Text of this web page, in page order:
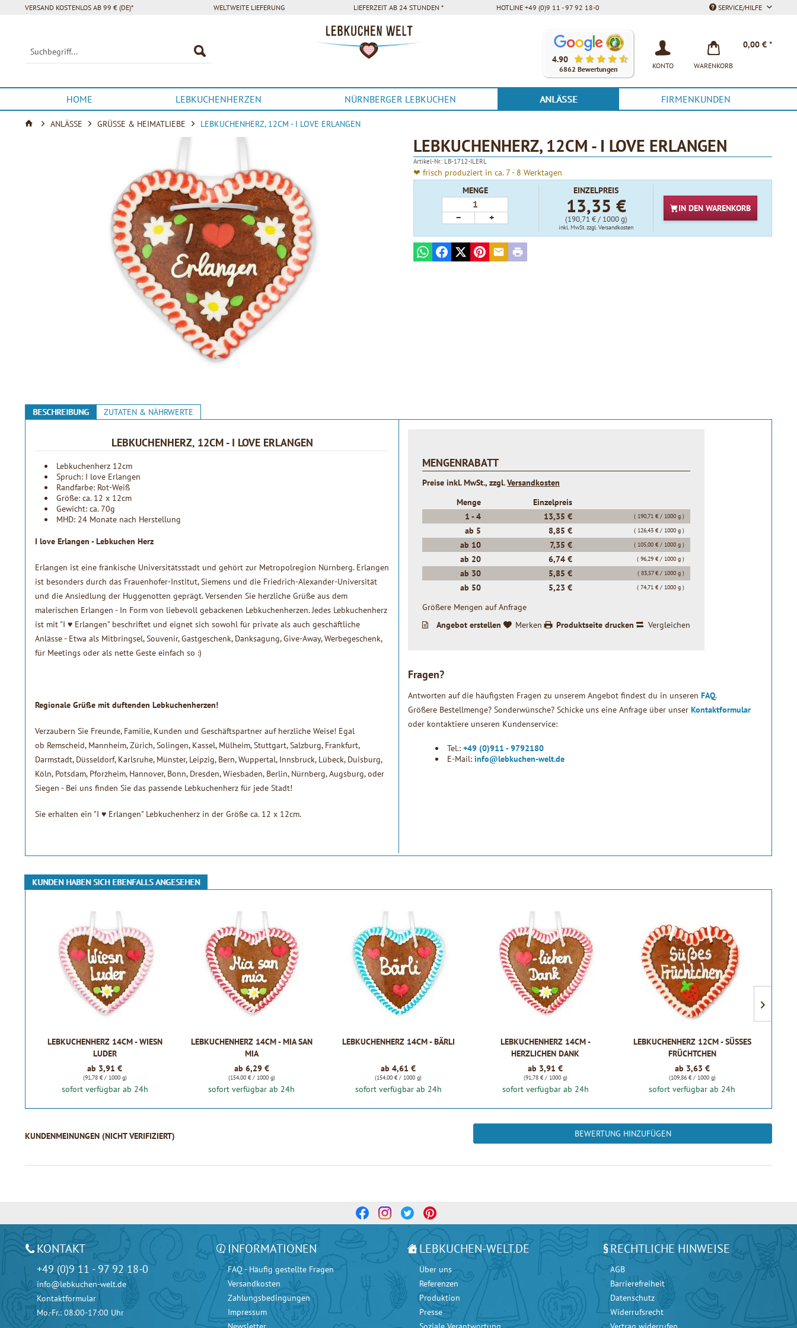
VERSAND KOSTENLOS AB 99 € (DE)* WELTWEITE LIEFERUNG LIEFERZEIT AB 24 STUNDEN * HOTLINE +49 (0)9 11 - 97 92 18-0 SERVICE/HILFE
Unsere Kunden bewerten unsere Produkte und unseren Service
4.90
6862 Bewertungen KONTO WARENKORB
0,00 € *
HOME LEBKUCHENHERZEN NÜRNBERGER LEBKUCHEN ANLÄSSE FIRMENKUNDEN
ANLÄSSE GRÜSSE & HEIMATLIEBE LEBKUCHENHERZ, 12CM - I LOVE ERLANGEN
LEBKUCHENHERZ, 12CM - I LOVE ERLANGEN
Artikel-Nr.: LB-1712-ILERL
❤ frisch produziert in ca. 7 - 8 Werktagen
MENGE
− +
EINZELPREIS
13,35 €
(190,71 € / 1000 g)
inkl. MwSt.zzgl. Versandkosten
IN DEN WARENKORB
WhatsAppFacebook
X PinterestE-mailPrint
BESCHREIBUNG ZUTATEN & NÄHRWERTE
LEBKUCHENHERZ, 12CM - I LOVE ERLANGEN
Lebkuchenherz 12cm
Spruch: I love Erlangen
Randfarbe: Rot-Weiß
Größe: ca. 12 x 12cm
Gewicht: ca. 70g
MHD: 24 Monate nach Herstellung
I love Erlangen - Lebkuchen Herz
Erlangen ist eine fränkische Universitätsstadt und gehört zur Metropolregion Nürnberg. Erlangen
ist besonders durch das Frauenhofer-Institut, Siemens und die Friedrich-Alexander-Universität
und die Ansiedlung der Huggenotten geprägt. Versenden Sie herzliche Grüße aus dem
malerischen Erlangen - In Form von liebevoll gebackenen Lebkuchenherzen. Jedes Lebkuchenherz
ist mit "I ♥ Erlangen" beschriftet und eignet sich sowohl für private als auch geschäftliche
Anlässe - Etwa als Mitbringsel, Souvenir, Gastgeschenk, Danksagung, Give-Away, Werbegeschenk,
für Meetings oder als nette Geste einfach so :)
Regionale Grüße mit duftenden Lebkuchenherzen!
Verzaubern Sie Freunde, Familie, Kunden und Geschäftspartner auf herzliche Weise! Egal
ob Remscheid, Mannheim, Zürich, Solingen, Kassel, Mülheim, Stuttgart, Salzburg, Frankfurt,
Darmstadt, Düsseldorf, Karlsruhe, Münster, Leipzig, Bern, Wuppertal, Innsbruck, Lübeck, Duisburg,
Köln, Potsdam, Pforzheim, Hannover, Bonn, Dresden, Wiesbaden, Berlin, Nürnberg, Augsburg, oder
Siegen - Bei uns finden Sie das passende Lebkuchenherz für jede Stadt!
Sie erhalten ein "I ♥ Erlangen" Lebkuchenherz in der Größe ca. 12 x 12cm.
MENGENRABATT
Preise inkl. MwSt., zzgl.Versandkosten
Menge
Einzelpreis
1 -4 13,35 € ( 190,71 € / 1000 g )
ab 5 8,85 € ( 126,43 € / 1000 g )
ab 10 7,35 € ( 105,00 € / 1000 g )
ab 20 6,74 € ( 96,29 € / 1000 g )
ab 30 5,85 € ( 83,57 € / 1000 g )
ab 50 5,23 € ( 74,71 € / 1000 g )
Größere Mengen auf Anfrage
Angebot erstellen
Merken Produktseite drucken Vergleichen
Fragen?
Antworten auf die häufigsten Fragen zu unserem Angebot findest du in unseren FAQ.
Größere Bestellmenge? Sonderwünsche? Schicke uns eine Anfrage über unser Kontaktformular
oder kontaktiere unseren Kundenservice:
Tel.: +49 (0)911 - 9792180
E-Mail: info@lebkuchen-welt.de
KUNDEN HABEN SICH EBENFALLS ANGESEHEN
LEBKUCHENHERZ 14CM - WIESN
LUDER
ab 3,91 €
(91,78 € / 1000 g)
sofort verfügbar ab 24h
LEBKUCHENHERZ 14CM - MIA SAN
MIA
ab 6,29 €
(154,00 € / 1000 g)
sofort verfügbar ab 24h
LEBKUCHENHERZ 14CM - BÄRLI
ab 4,61 €
(154,00 € / 1000 g)
sofort verfügbar ab 24h
LEBKUCHENHERZ 14CM -
HERZLICHEN DANK
ab 3,91 €
(91,78 € / 1000 g)
sofort verfügbar ab 24h
LEBKUCHENHERZ 12CM - SÜSSES F
RÜCHTCHEN
ab 3,63 €
(109,86 € / 1000 g)
sofort verfügbar ab 24h
KUNDENMEINUNGEN (NICHT VERIFIZIERT) BEWERTUNG HINZUFÜGEN
KONTAKT
+49 (0)9 11 - 97 92 18-0
info@lebkuchen-welt.de
Kontaktformular
Mo.-Fr.: 08:00-17:00 Uhr
INFORMATIONEN
FAQ - Häufig gestellte Fragen
Versandkosten
Zahlungsbedingungen
Impressum
LEBKUCHEN-WELT.DE
Über uns
Referenzen
Produktion
Presse
RECHTLICHE HINWEISE
AGB
Barrierefreiheit
Datenschutz
Widerrufsrecht